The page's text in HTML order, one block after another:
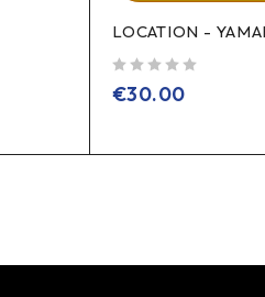
LOCATION -
€30.00